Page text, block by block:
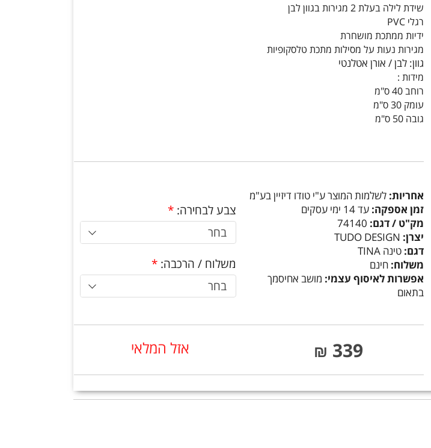
שידת לילה בעלת 2 מגירות בגוון לבן
רגלי PVC
ידיות ממתכת מושחרת
מגירות נעות על מסילות מתכת טלסקופיות
גוון: לבן / אורן אטלנטי
מידות :
רוחב 40 ס"מ
עומק 30 ס"מ
גובה 50 ס"מ
אחריות: לשלמות המוצר ע"י טודו דיזיין בע"מ
זמן אספקה: עד 14 ימי עסקים
מק"ט / דגם: 74140
יצרן: TUDO DESIGN
דגם: טינה TINA
משלוח: חינם
אפשרות לאיסוף עצמי: מושב אחיסמך
בתאום
צבע לבחירה: *
בחר
משלוח / הרכבה: *
בחר
339
₪ אזל המלאי